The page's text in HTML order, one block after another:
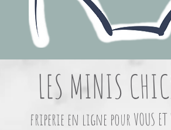
LES MINIS
friperie en ligne pour VOUS ET